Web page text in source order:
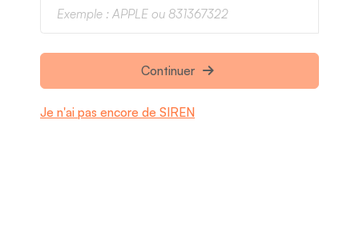
Continuer
Je n'ai pas encore de SIREN